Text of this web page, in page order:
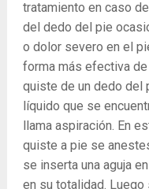
tratamiento en caso
del dedo del pie
o dolor severo en el
forma más efectiva
quiste de un dedo del
líquido que se
llama aspiración. En
quiste a pie se
se inserta una aguja
en su totalidad.